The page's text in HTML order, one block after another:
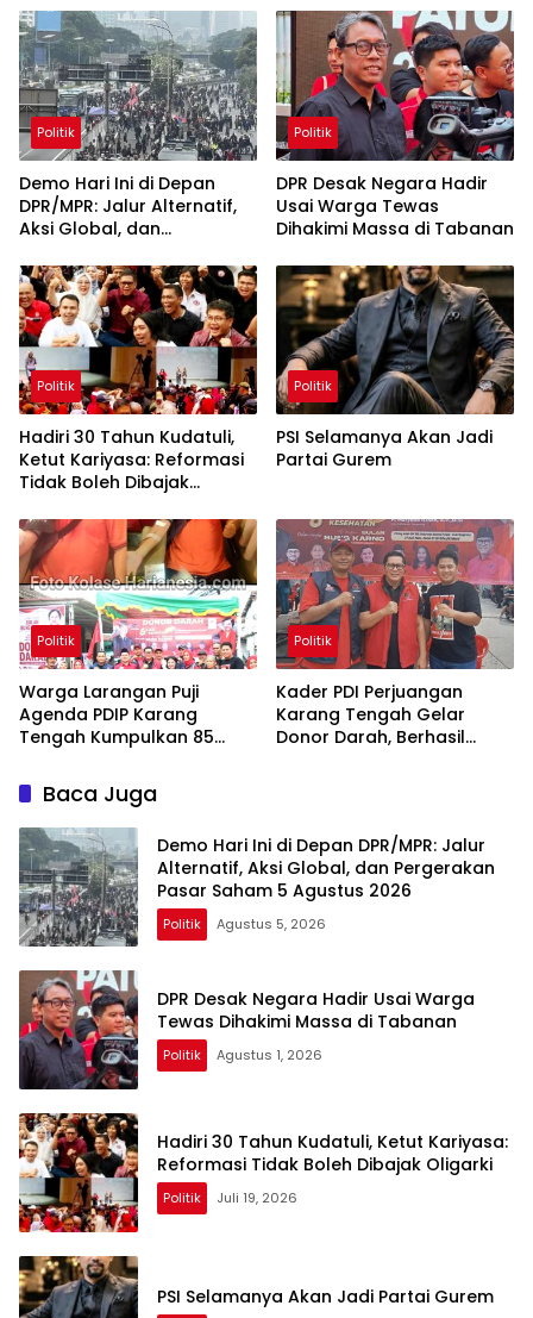
Politik
Demo Hari Ini di Depan
DPR/MPR: Jalur Alternatif,
Aksi Global, dan
Agustus 2026
Politik
DPR Desak Negara Hadir
Usai Warga Tewas
Dihakimi Massa di Tabanan
Politik
Hadiri 30 Tahun Kudatuli,
Ketut Kariyasa: Reformasi
Tidak Boleh Dibajak
Politik
PSI Selamanya Akan Jadi
Partai Gurem
Politik
Warga Larangan Puji
Agenda PDIP Karang
Tengah Kumpulkan 85
Politik
Kader PDI Perjuangan
Karang Tengah Gelar
Donor Darah, Berhasil
Baca Juga
Demo Hari Ini di Depan DPR/MPR: Jalur
Alternatif, Aksi Global, dan Pergerakan
Pasar Saham 5 Agustus 2026
Politik Agustus 5, 2026
DPR Desak Negara Hadir Usai Warga
Tewas Dihakimi Massa di Tabanan
Politik Agustus 1, 2026
Hadiri 30 Tahun Kudatuli, Ketut Kariyasa:
Reformasi Tidak Boleh Dibajak Oligarki
Politik Juli 19, 2026
PSI Selamanya Akan Jadi Partai Gurem